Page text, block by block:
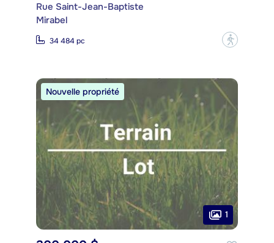
Rue Saint-Jean-Baptiste
Mirabel
34 484 pc ?
Nouvelle propriété
1